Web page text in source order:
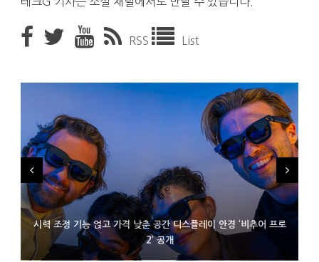
RSS List
시력 조정 기능 얹고 가격 낮춘 공간 디스플레이 안경 ‘비추어 프로
2’ 공개
D램 부족에 10억달러어치 아이폰18 프로세서 패키징 대기 중
300~400달러 반지형 스피커 준비하는 오픈AI